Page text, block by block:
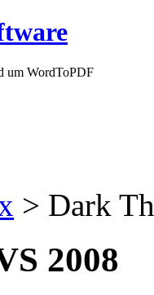
um WordToPDF
> Dark
2008